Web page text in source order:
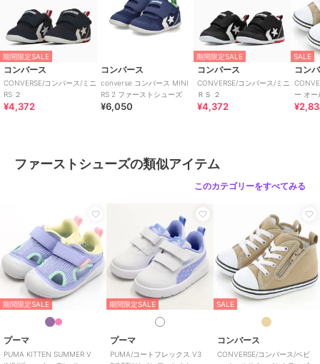
期間限定SALE
コンバース
CONVERSE/コンバース/ミニ
RS ２
¥4,372
コンバース
converse コンバース MINI
RS 2 ファーストシューズ
¥6,050
期間限定SALE
コンバース
CONVERSE/コンバース/ミニ
ＲＳ ２
¥4,372
SALE
コン
ー オー
Ｚ
ファーストシューズの類似アイテム
このカテゴリーをすべてみる
期間限定SALE
プーマ
PUMA KITTEN SUMMER V
期間限定SALE
プーマ
PUMA/コートフレックス V3
SALE
コンバース
CONVERSE/コンバース/ベビ